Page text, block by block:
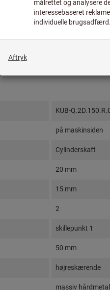
KUB-
på maskinsiden
Cylinderskaft
20 mm
15 mm
2
skillepunkt 1
50 mm
højreskærende
massiv hårdmetal